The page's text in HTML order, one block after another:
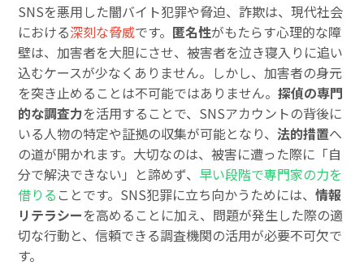
SNSを悪用した闇バイト犯罪や脅迫、詐欺は、現代社会
における深刻な脅威です。 匿名性がもたらす心理的な障
壁は、加害者を大胆にさせ、被害者を泣き寝入りに追い
込むケースが少なくありません。しかし、加害者の身元
を突き止めることは不可能ではありません。探偵の専門
的な調査力を活用することで、SNSアカウントの背後に
いる人物の特定や証拠の収集が可能となり、法的措置へ
の道が開かれます。大切なのは、被害に遭った際に「自
分で解決できない」と諦めず、 早い段階で専門家の力を
借りる ことです。SNS犯罪に立ち向かうためには、情報
リテラシーを高めることに加え、問題が発生した際の適
切な行動と、信頼できる調査機関の活用が必要不可欠で
す。